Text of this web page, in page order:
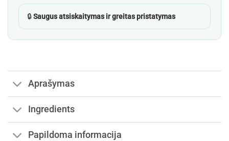
🔒Saugus atsiskaitymas ir greitas pristatymas
Aprašymas
Ingredients
Papildoma informacija